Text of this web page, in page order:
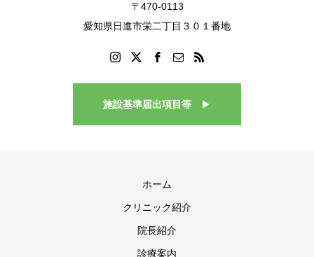
〒470-0113
愛知県日進市栄二丁目３０１番地
施設基準届出項目等 ▶
ホーム
クリニック紹介
院長紹介
診療案内